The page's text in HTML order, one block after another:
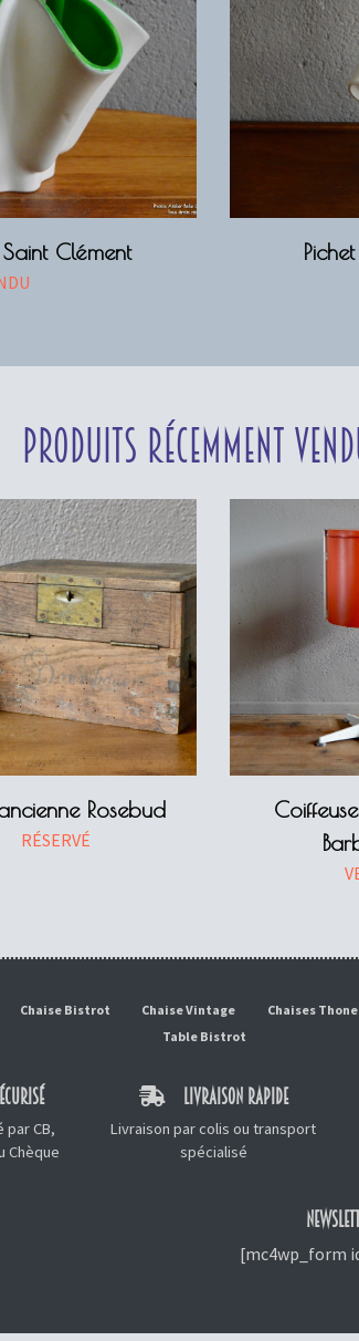
Clément
Produits récemment
Rosebud
RÉSERVÉ
Chaise Bistrot Chaise Vintage Chaises
Table Bistrot
par CB,
Chèque
LIVRAISON RAPIDE
Livraison par colis ou transport
spécialisé
[mc4wp_form